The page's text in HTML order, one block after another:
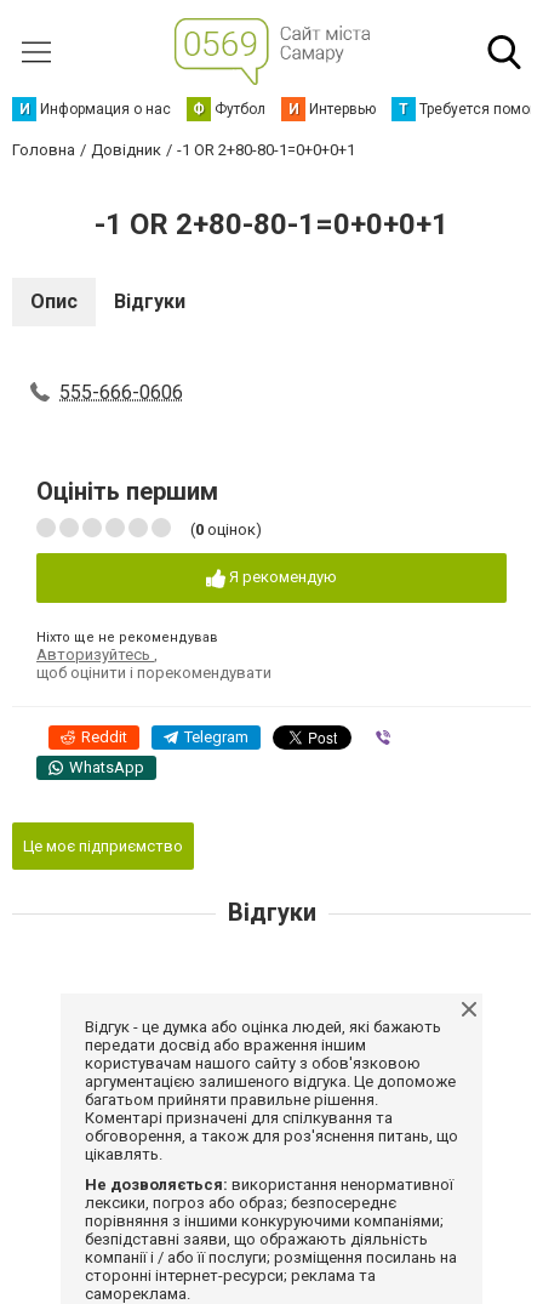
И Информация о нас Ф Футбол И Интервью Т Требуется
Головна Довідник -1 OR 2+80-80-1=0+0+0+1
-1 OR 2+80-80-1=0+0+0+1
Опис Відгуки
555-666-0606
Оцініть першим
(0 оцінок)
Я рекомендую
Ніхто ще не рекомендував
Авторизуйтесь
щоб оцінити і порекомендувати
Reddit Telegram
WhatsApp
Це моє підприємство
Відгуки
Відгук - це думка або оцінка людей, які бажають
передати досвід або враження іншим
користувачам нашого сайту з обов'язковою
аргументацією залишеного відгука. Це допоможе
багатьом прийняти правильне рішення.
Коментарі призначені для спілкування та
обговорення, а також для роз'яснення питань, що
цікавлять.
Не дозволяється: використання ненормативної
лексики, погроз або образ; безпосереднє
порівняння з іншими конкуруючими компаніями;
безпідставні заяви, що ображають діяльність
компанії і / або її послуги; розміщення посилань на
сторонні інтернет-ресурси; реклама та
самореклама.